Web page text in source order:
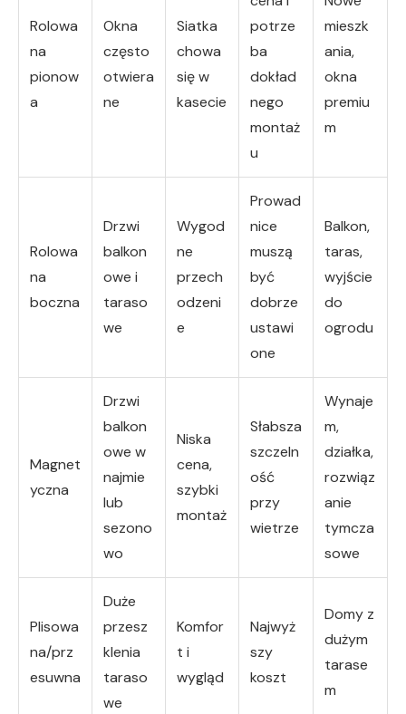
Rolowa
na
pionow
a
Okna
często
otwiera
ne
Siatka
chowa
się w
kasecie
potrze
ba
dokład
nego
montaż
u
mieszk
ania,
okna
premiu
m
Rolowa
na
boczna
Drzwi
balkon
owe i
taraso
we
Wygod
ne
przech
odzeni
e
Prowad
nice
muszą
być
dobrze
ustawi
one
Balkon,
taras,
wyjście
do
ogrodu
Magnet
yczna
Drzwi
balkon
owe w
najmie
lub
sezono
wo
Niska
cena,
szybki
montaż
Słabsza
szczeln
ość
przy
wietrze
Wynaje
m,
działka,
rozwiąz
anie
tymcza
sowe
Plisowa
na/prz
esuwna
Duże
przesz
klenia
taraso
we
Komfor
t i
wygląd
Najwyż
szy
koszt
Domy z
dużym
tarase
m